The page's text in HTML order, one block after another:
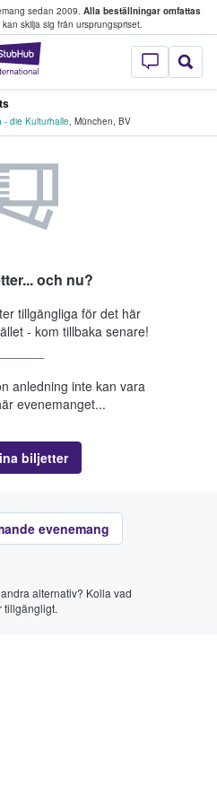
sedan 2009. Alla beställningar omfattas
kan skilja sig från ursprungspriset.
StubHub – där
- die Kulturhalle, München, BV
och nu?
tillgängliga för det här
- kom tillbaka senare!
anledning inte kan vara
evenemanget...
biljetter
evenemang
alternativ? Kolla vad
tillgängligt.